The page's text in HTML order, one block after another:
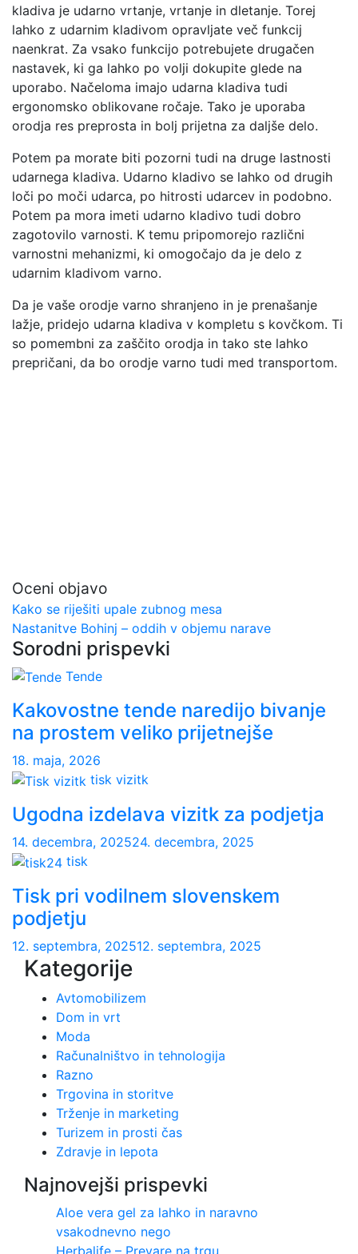
kladiva je udarno vrtanje, vrtanje in dletanje. Torej
lahko z udarnim kladivom opravljate več funkcij
naenkrat. Za vsako funkcijo potrebujete drugačen
nastavek, ki ga lahko po volji dokupite glede na
uporabo. Načeloma imajo udarna kladiva tudi
ergonomsko oblikovane ročaje. Tako je uporaba
orodja res preprosta in bolj prijetna za daljše delo.
Potem pa morate biti pozorni tudi na druge lastnosti
udarnega kladiva. Udarno kladivo se lahko od drugih
loči po moči udarca, po hitrosti udarcev in podobno.
Potem pa mora imeti udarno kladivo tudi dobro
zagotovilo varnosti. K temu pripomorejo različni
varnostni mehanizmi, ki omogočajo da je delo z
udarnim kladivom varno.
Da je vaše orodje varno shranjeno in je prenašanje
lažje, pridejo udarna kladiva v kompletu s kovčkom. Ti
so pomembni za zaščito orodja in tako ste lahko
prepričani, da bo orodje varno tudi med transportom.
Oceni objavo
Navigacija
prispevka
Kako se riješiti upale zubnog mesa
Nastanitve Bohinj – oddih v objemu narave
Sorodni prispevki
Tende
Kakovostne tende naredijo bivanje
na prostem veliko prijetnejše
18. maja, 2026
tisk vizitk
Ugodna izdelava vizitk za podjetja
14. decembra, 202524. decembra, 2025
tisk
Tisk pri vodilnem slovenskem
podjetju
12. septembra, 202512. septembra, 2025
Kategorije
Avtomobilizem
Dom in vrt
Moda
Računalništvo in tehnologija
Razno
Trgovina in storitve
Trženje in marketing
Turizem in prosti čas
Zdravje in lepota
Najnovejši prispevki
Aloe vera gel za lahko in naravno
vsakodnevno nego
Herbalife – Prevare na trgu